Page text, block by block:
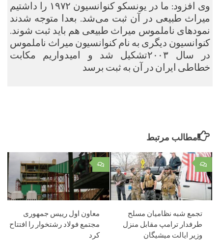
وی افزود: ما در یونسکو کنوانسیون ۱۹۷۲ را داشتیم
میراث طبیعی در آن ثبت می‌شد. بعدا متوجه شدند
نمودهای ناملموس میراث طبیعی هم باید ثبت شوند.
کنوانسیون دیگری به نام کنوانسیون میراث ناملموس
در سال ۲۰۰۳تشکیل شد و امیدواریم مکابت
خطاطی ایران در آن به ثبت برسد
مطالب مرتبط
۰
معاون اول رییس جمهوری
مجتمع فولاد رشتخوار را افتتاح
کرد
۰
تجمع شبه نظامیان مسلح
طرفدار ترامپ مقابل منزل
وزیر ایالت میشیگان